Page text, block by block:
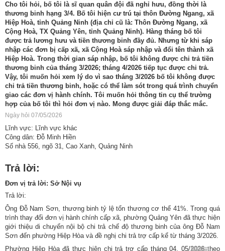
Cho tôi hỏi, bố tôi là sĩ quan quân đội đã nghỉ hưu, đồng thời là
thương binh hạng 3/4. Bố tôi hiện cư trú tại thôn Đường Ngang, xã
Hiệp Hoà, tỉnh Quảng Ninh (địa chỉ cũ là: Thôn Đường Ngang, xã
Cộng Hoà, TX Quảng Yên, tỉnh Quảng Ninh). Hàng tháng bố tôi
được trả lương hưu và tiền thương binh đầy đủ. Nhưng từ khi sáp
nhập các đơn bị cấp xã, xã Cộng Hoà sáp nhập và đổi tên thành xã
Hiệp Hoà. Trong thời gian sáp nhập, bố tôi không được chi trả tiền
thương binh của tháng 3/2026; tháng 4/2026 tiếp tục được chi trả.
Vậy, tôi muốn hỏi xem lý do vì sao tháng 3/2026 bố tôi không được
chi trả tiền thương binh, hoặc có thể làm sót trong quá trình chuyển
giao các đơn vị hành chính. Tôi muốn hỏi thông tin cụ thể trường
hợp của bố tôi thì hỏi đơn vị nào. Mong được giải đáp thắc mắc.
Ngày hỏi 07/05/2026
Lĩnh vực: Lĩnh vực khác
Công dân: Đỗ Minh Hiền
Số nhà 556, ngõ 31, Cao Xanh, Quảng Ninh
Trả lời:
Đơn vị trả lời: Sở Nội vụ
Trả lời:
Ông Đỗ Nam Sơn, thương binh tỷ lệ tổn thương cơ thể 41%. Trong quá
trình thay đổi đơn vị hành chính cấp xã, phường Quảng Yên đã thực hiện
giới thiệu di chuyển nội bộ chi trả chế độ thương binh của ông Đỗ Nam
Sơn đến phường Hiệp Hòa và đề nghị chi trả trợ cấp kể từ tháng 3/2026.
Phường Hiệp Hòa đã thực hiện chi trả trợ cấp tháng 04, 05/2026 theo